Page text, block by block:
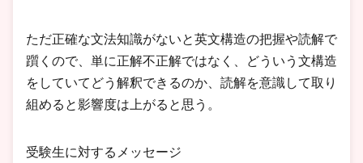
ただ正確な文法知識がないと英文構造の把握や読解で
躓くので、単に正解不正解ではなく、どういう文構造
をしていてどう解釈できるのか、読解を意識して取り
組めると影響度は上がると思う。
受験生に対するメッセージ